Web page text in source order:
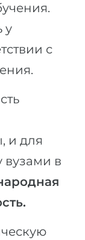
у
с
и для
вузами в